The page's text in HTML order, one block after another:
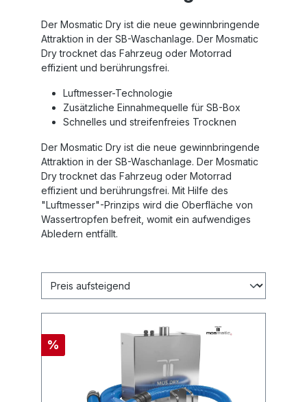
Der Mosmatic Dry ist die neue gewinnbringende
Attraktion in der SB-Waschanlage. Der Mosmatic
Dry trocknet das Fahrzeug oder Motorrad
effizient und berührungsfrei.
Luftmesser-Technologie
Zusätzliche Einnahmequelle für SB-Box
Schnelles und streifenfreies Trocknen
Der Mosmatic Dry ist die neue gewinnbringende
Attraktion in der SB-Waschanlage. Der Mosmatic
Dry trocknet das Fahrzeug oder Motorrad
effizient und berührungsfrei. Mit Hilfe des
"Luftmesser"-Prinzips wird die Oberfläche von
Wassertropfen befreit, womit ein aufwendiges
Abledern entfällt.
%